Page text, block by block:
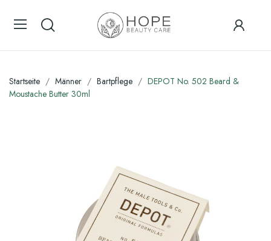
Startseite Männer Bartpflege
DEPOT No. 502 Beard &
Moustache Butter 30ml